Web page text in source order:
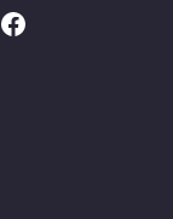
Facebook